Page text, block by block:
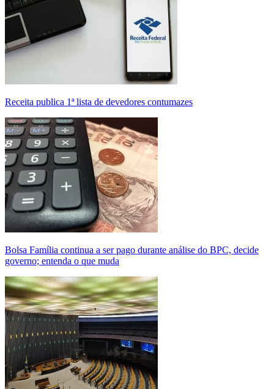
Receita publica 1ª lista de devedores contumazes
Bolsa Família continua a ser pago durante análise do BPC, decide
governo; entenda o que muda